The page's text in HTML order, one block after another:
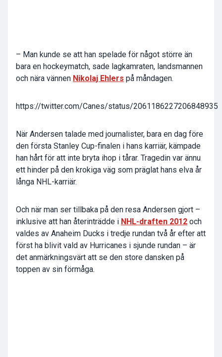
– Man kunde se att han spelade för något större än
bara en hockeymatch, sade lagkamraten, landsmannen
och nära vännen Nikolaj Ehlers på måndagen.
https://twitter.com/Canes/status/2061186227206848935
När Andersen talade med journalister, bara en dag före
den första Stanley Cup-finalen i hans karriär, kämpade
han hårt för att inte bryta ihop i tårar. Tragedin var ännu
ett hinder på den krokiga väg som präglat hans elva år
långa NHL-karriär.
Och när man ser tillbaka på den resa Andersen gjort –
inklusive att han återinträdde i NHL-draften 2012 och
valdes av Anaheim Ducks i tredje rundan två år efter att
först ha blivit vald av Hurricanes i sjunde rundan – är
det anmärkningsvärt att se den store dansken på
toppen av sin förmåga.